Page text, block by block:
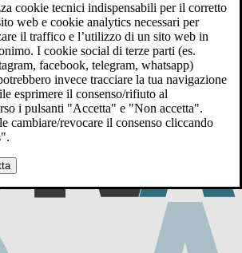
cookie tecnici indispensabili per il corretto
web e cookie analytics necessari per
il traffico e l’utilizzo di un sito web in
I cookie social di terze parti (es.
facebook, telegram, whatsapp)
invece tracciare la tua navigazione
esprimere il consenso/rifiuto al
i pulsanti "Accetta" e "Non accetta".
cambiare/revocare il consenso cliccando